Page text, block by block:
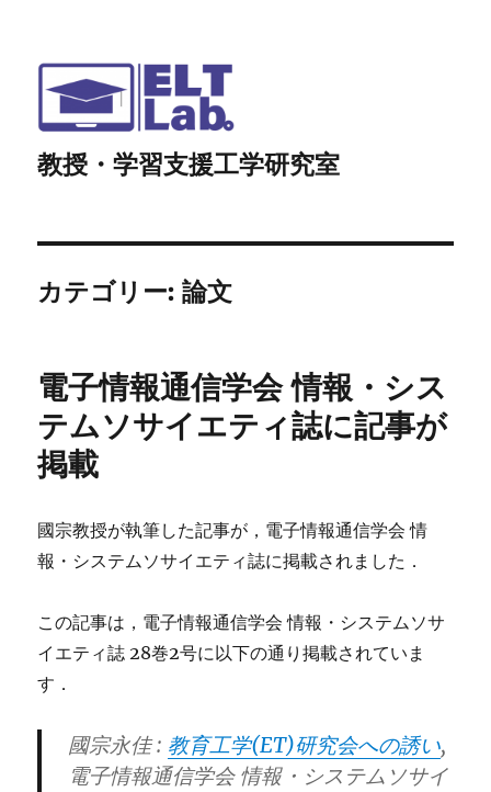
教授・学習支援工学研究室
カテゴリー:論文
電子情報通信学会 情報・シス
テムソサイエティ誌に記事が
掲載
國宗教授が執筆した記事が，電子情報通信学会 情
報・システムソサイエティ誌に掲載されました．
この記事は，電子情報通信学会 情報・システムソサ
イエティ誌 28巻2号に以下の通り掲載されていま
す．
國宗永佳 : 教育工学(ET)研究会への誘い,
電子情報通信学会 情報・システムソサイ